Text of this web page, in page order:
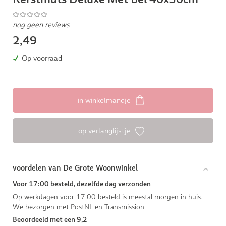
nog geen reviews
2,49
Op voorraad
in winkelmandje
op verlanglijstje
voordelen van De Grote Woonwinkel
Voor 17:00 besteld, dezelfde dag verzonden
Op werkdagen voor 17:00 besteld is meestal morgen in huis.
We bezorgen met PostNL en Transmission.
Beoordeeld met een 9,2